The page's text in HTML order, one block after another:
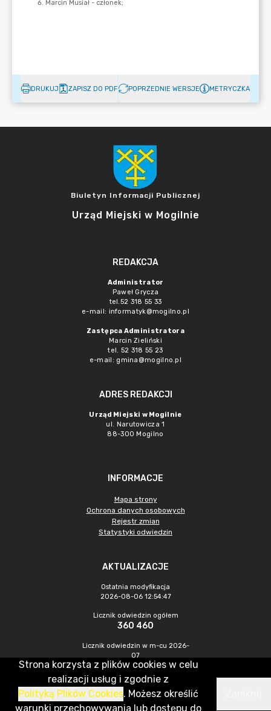
DRUKUJ ZAPISZ DO PDF POPRZEDNIE WERSJE METRYCZKA
Biuletyn Informacji Publicznej
Urząd Miejski w Mogilnie
REDAKCJA
Administrator
Paweł Grycza
tel.52 318 55 33
e-mail: informatyk@mogilno.pl
Zastępca Administratora
Marcin Zieliński
tel. 52 318 55 23
e-mail: gmina@mogilno.pl
ADRES REDAKCJI
Urząd Miejski w Mogilnie
ul. Narutowicza 1
88-300 Mogilno
INFORMACJE
Mapa strony
Ochrona danych osobowych
Rejestr zmian
Statystyki odwiedzin
AKTUALIZACJE
Ostatnia modyfikacja
2026-08-06 12:54:47
Licznik odwiedzin ogółem
360 460
Licznik odwiedzin w m-cu 2026-
07
1 105
CMS & Hosting: Nefeni Sp. z o.o.
Strona korzysta z plików cookies w celu
realizacji usług i zgodnie z
Polityką Plików Cookies. Możesz określić
warunki przechowywania lub dostępu do